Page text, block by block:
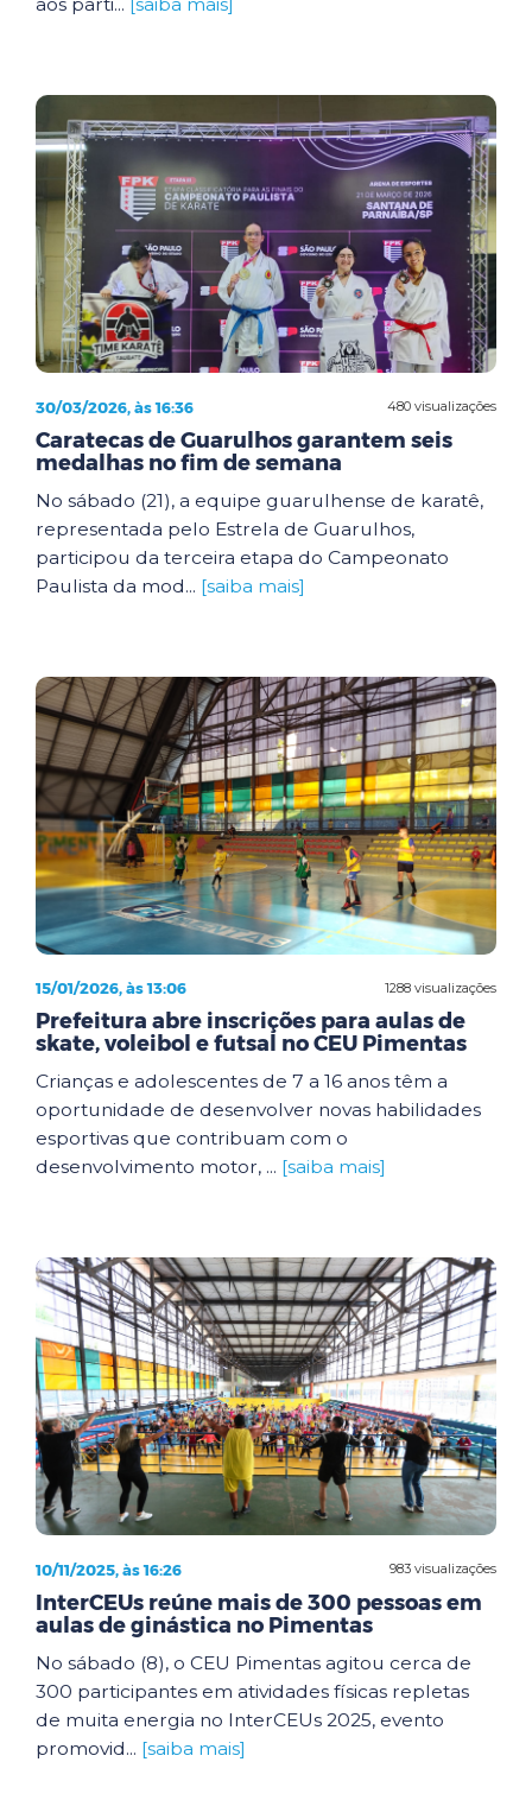
480 visualizações
30/03/2026, às 16:36
Caratecas de Guarulhos garantem seis
medalhas no fim de semana
No sábado (21), a equipe guarulhense de karatê,
representada pelo Estrela de Guarulhos,
participou da terceira etapa do Campeonato
Paulista da mod... [saiba mais]
1288 visualizações
15/01/2026, às 13:06
Prefeitura abre inscrições para aulas de
skate, voleibol e futsal no CEU Pimentas
Crianças e adolescentes de 7 a 16 anos têm a
oportunidade de desenvolver novas habilidades
esportivas que contribuam com o
desenvolvimento motor, ... [saiba mais]
983 visualizações
10/11/2025, às 16:26
InterCEUs reúne mais de 300 pessoas em
aulas de ginástica no Pimentas
No sábado (8), o CEU Pimentas agitou cerca de
300 participantes em atividades físicas repletas
de muita energia no InterCEUs 2025, evento
promovid... [saiba mais]